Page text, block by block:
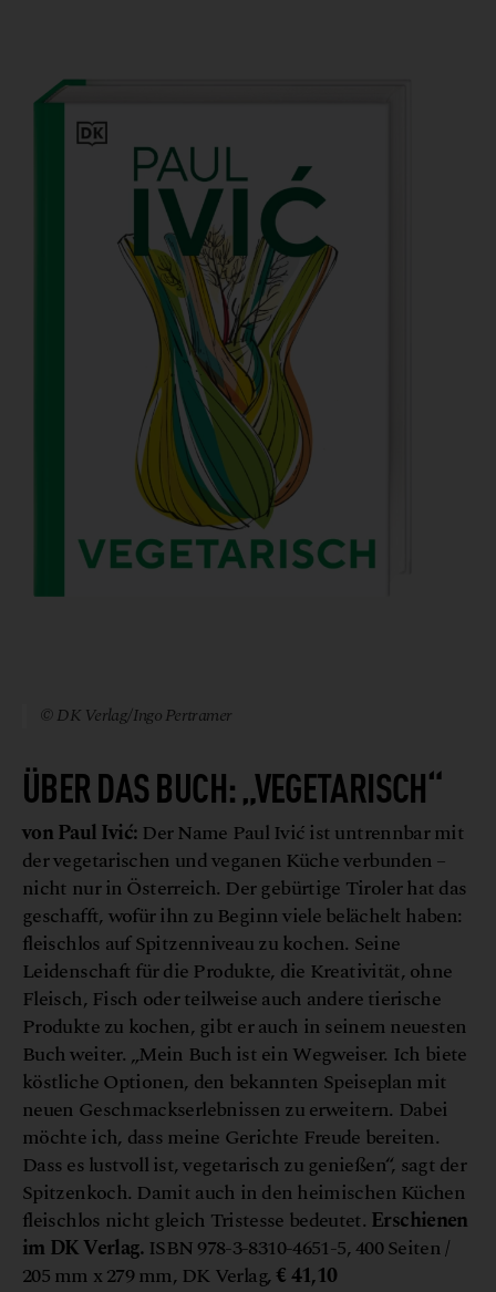
© DK Verlag/Ingo Pertramer
ÜBER DAS BUCH: „VEGETARISCH“
von Paul Ivić: Der Name Paul Ivić ist untrennbar mit
der vegetarischen und veganen Küche verbunden –
nicht nur in Österreich. Der gebürtige Tiroler hat das
geschafft, wofür ihn zu Beginn viele belächelt haben:
fleischlos auf Spitzenniveau zu kochen. Seine
Leidenschaft für die Produkte, die Kreativität, ohne
Fleisch, Fisch oder teilweise auch andere tierische
Produkte zu kochen, gibt er auch in seinem neuesten
Buch weiter. „Mein Buch ist ein Wegweiser. Ich biete
köstliche Optionen, den bekannten Speiseplan mit
neuen Geschmackserlebnissen zu erweitern. Dabei
möchte ich, dass meine Gerichte Freude bereiten.
Dass es lustvoll ist, vegetarisch zu genießen“, sagt der
Spitzenkoch. Damit auch in den heimischen Küchen
fleischlos nicht gleich Tristesse bedeutet. Erschienen
im DK Verlag.ISBN 978-3-8310-4651-5, 400 Seiten /
205 mm x 279 mm, DK Verlag,€ 41,10